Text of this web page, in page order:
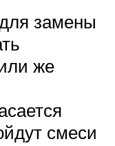
замены
же
смеси